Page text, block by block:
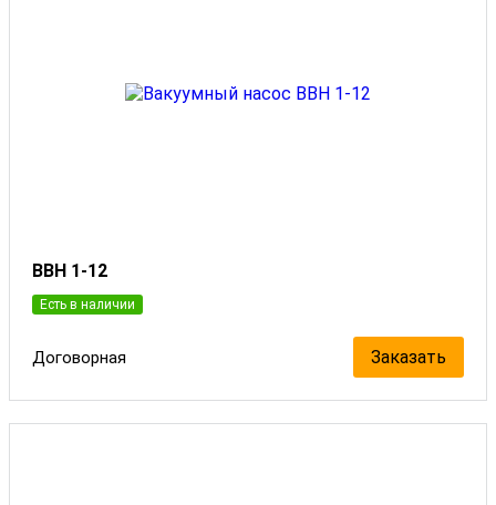
ВВН 1-12
Есть в наличии
Договорная Заказать